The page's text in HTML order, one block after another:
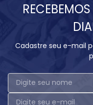
Cadastre seu e-mail